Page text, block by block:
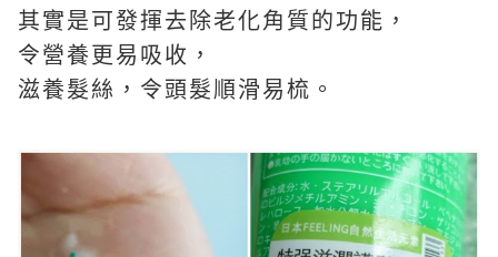
其實是可發揮去除老化角質的功能，
令營養更易吸收，
滋養髮絲，令頭髮順滑易梳。